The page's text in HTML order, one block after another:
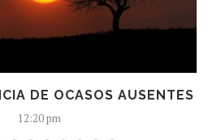
DE OCASOS AUSENTES
12:20 pm